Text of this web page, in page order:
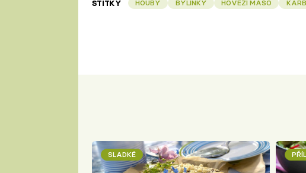
ŠTÍTKY HOUBY BYLINKY HOVĚZÍ MASO
SLADKÉ